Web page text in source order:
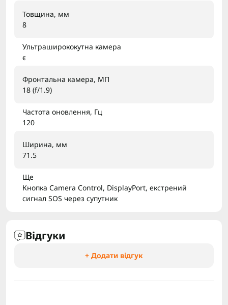
Товщина, мм
8
Ультраширококутна камера
є
Фронтальна камера, МП
18 (f/1.9)
Частота оновлення, Гц
120
Ширина, мм
71.5
Ще
Кнопка Camera Control, DisplayPort, екстрений
сигнал SOS через супутник
Відгуки
+ Додати відгук